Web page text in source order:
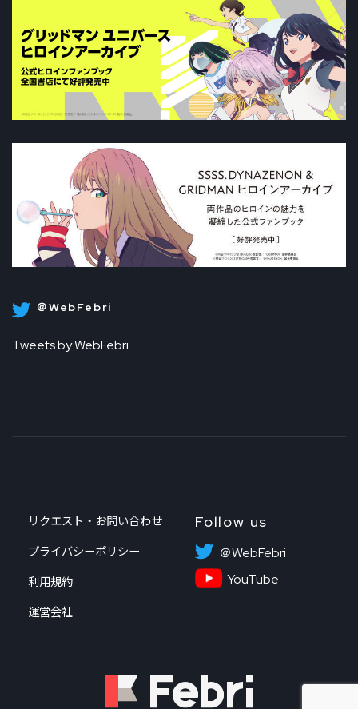
＠WebFebri
Tweets by WebFebri
リクエスト・お問い合わせ
プライバシーポリシー
利用規約
運営会社
Follow us
＠WebFebri
YouTube